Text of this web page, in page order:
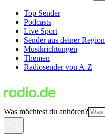
Top Sender
Podcasts
Live Sport
Sender aus deiner Region
Musikrichtungen
Themen
Radiosender von A-Z
Was möchtest du anhören?